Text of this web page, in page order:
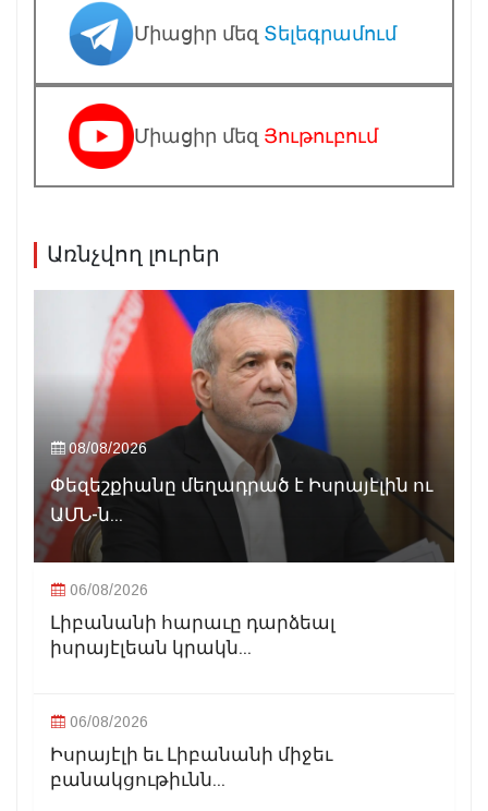
Միացիր մեզ Տելեգրամում
Միացիր մեզ Յութուբում
Առնչվող լուրեր
08/08/2026
Փեզեշքիանը մեղադրած է Իսրայէլին ու
ԱՄՆ-ն...
06/08/2026
Լիբանանի հարաւը դարձեալ
իսրայէլեան կրակն...
06/08/2026
Իսրայէլի եւ Լիբանանի միջեւ
բանակցութիւնն...